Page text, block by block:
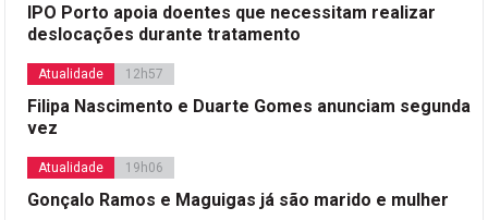
IPO Porto apoia doentes que necessitam realizar
deslocações durante tratamento
Atualidade 12h57
Filipa Nascimento e Duarte Gomes anunciam segunda
vez
Atualidade 19h06
Gonçalo Ramos e Maguigas já são marido e mulher